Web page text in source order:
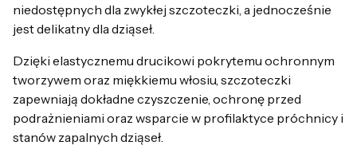
niedostępnych dla zwykłej szczoteczki, a jednocześnie
jest delikatny dla dziąseł.
Dzięki elastycznemu drucikowi pokrytemu ochronnym
tworzywem oraz miękkiemu włosiu, szczoteczki
zapewniają dokładne czyszczenie, ochronę przed
podrażnieniami oraz wsparcie w profilaktyce próchnicy i
stanów zapalnych dziąseł.